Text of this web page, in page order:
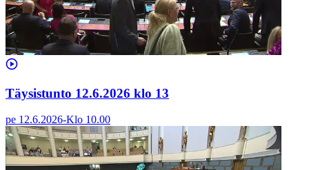
Täysistunto 12.6.2026 klo 13
pe 12.6.2026-Klo 10.00